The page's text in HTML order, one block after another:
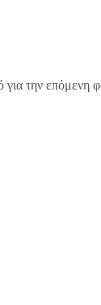
για την επόμενη